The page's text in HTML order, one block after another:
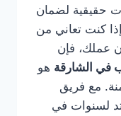
حقيقية لضمان
كنت تعاني من
عملك، فإن
في الشارقة هو
مع فريق
لسنوات في